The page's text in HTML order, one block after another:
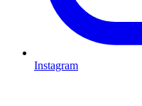
Instagram